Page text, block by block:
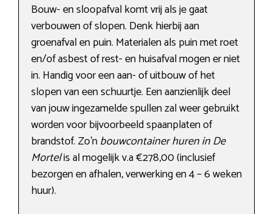
Bouw- en sloopafval komt vrij als je gaat
verbouwen of slopen. Denk hierbij aan
groenafval en puin. Materialen als puin met roet
en/of asbest of rest- en huisafval mogen er niet
in. Handig voor een aan- of uitbouw of het
slopen van een schuurtje. Een aanzienlijk deel
van jouw ingezamelde spullen zal weer gebruikt
worden voor bijvoorbeeld spaanplaten of
brandstof. Zo’nbouwcontainer huren in De
Mortelis al mogelijk v.a €278,00 (inclusief
bezorgen en afhalen, verwerking en 4 – 6 weken
huur).